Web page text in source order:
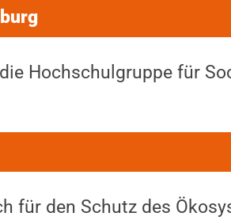
Hochschulgruppe für
für den Schutz des